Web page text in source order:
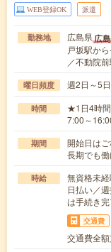
WEB登録OK 派遣
勤務地 広島県広
戸坂駅か
／不動院
曜日頻度 週2日～5
時間
★1日4時間
7:00～
期間
開始日は
長期でも働
時給
無資格未
日払い／
は手続き完
交通費
交通費全